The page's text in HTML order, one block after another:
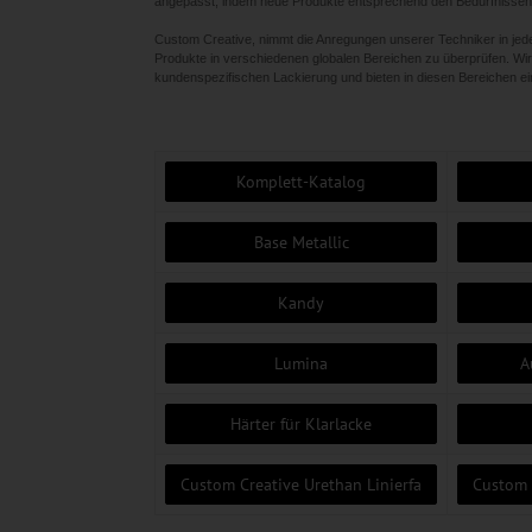
Custom Creative, nimmt die Anregungen unserer Techniker in
Produkte in verschiedenen globalen Bereichen zu überprüfen.
kundenspezifischen Lackierung und bieten in diesen Bereichen
Komplett-Katalog
Base Metallic
Kandy
Lumina
Härter für Klarlacke
Custom Creative Urethan Linierfa